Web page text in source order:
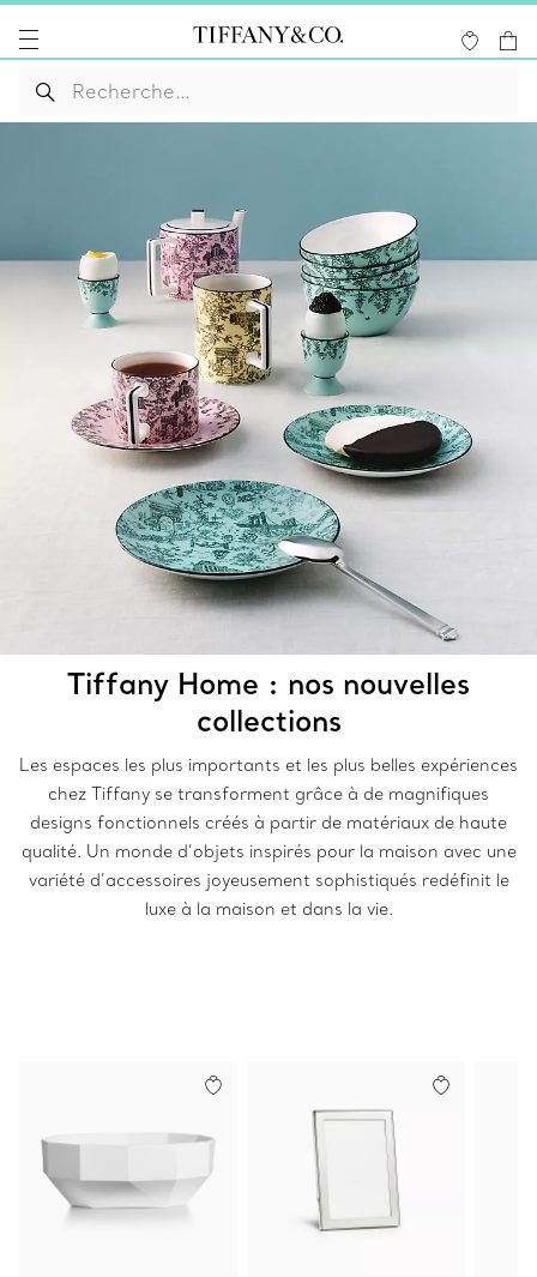
Tiffany Home : nos nouvelles
collections
Les espaces les plus importants et les plus belles expériences
chez Tiffany se transforment grâce à de magnifiques
designs fonctionnels créés à partir de matériaux de haute
qualité. Un monde d’objets inspirés pour la maison avec une
variété d’accessoires joyeusement sophistiqués redéfinit le
luxe à la maison et dans la vie.